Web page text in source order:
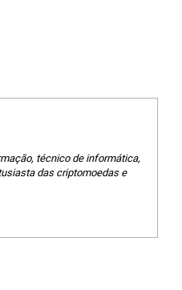
técnico de informática,
das criptomoedas e